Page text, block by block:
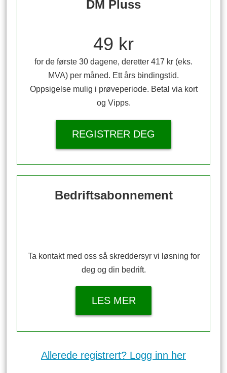
DM Pluss
49 kr
for de første 30 dagene, deretter 417 kr (eks.
MVA) per måned. Ett års bindingstid.
Oppsigelse mulig i prøveperiode. Betal via kort
og Vipps.
REGISTRER DEG
Bedriftsabonnement
Ta kontakt med oss så skreddersyr vi løsning for
deg og din bedrift.
LES MER
Allerede registrert? Logg inn her